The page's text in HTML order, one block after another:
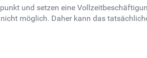
und setzen eine
möglich. Daher kann das